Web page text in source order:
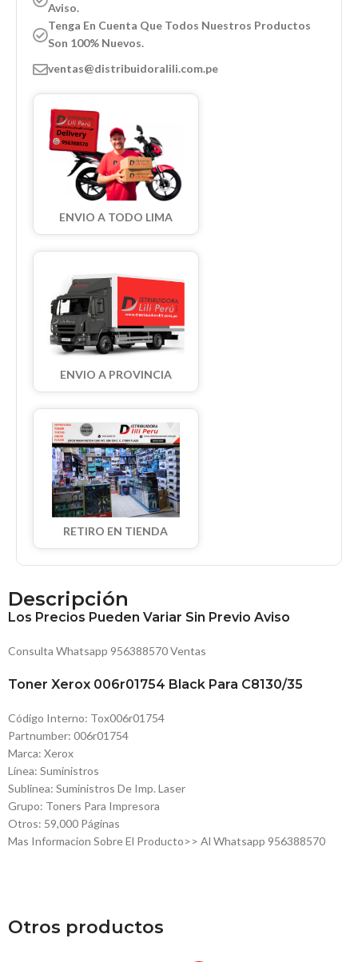
Aviso.
Tenga En Cuenta Que Todos Nuestros Productos
Son 100% Nuevos.
ventas@distribuidoralili.com.pe
ENVIO A TODO LIMA
ENVIO A PROVINCIA
RETIRO EN TIENDA
Descripción
Los Precios Pueden Variar Sin Previo Aviso
Consulta Whatsapp 956388570 Ventas
Toner Xerox 006r01754 Black Para C8130/35
Código Interno: Tox006r01754
Partnumber: 006r01754
Marca: Xerox
Línea: Suministros
Sublinea: Suministros De Imp. Laser
Grupo: Toners Para Impresora
Otros: 59,000 Páginas
Mas Informacion Sobre El Producto>> Al Whatsapp 956388570
Otros productos